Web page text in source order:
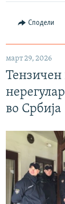
Сподели
март 29, 2026
Тензичен
во Србија